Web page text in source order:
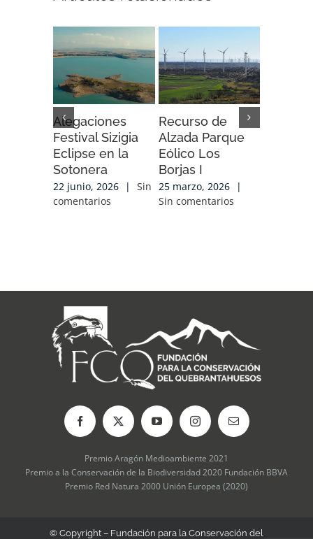
Alegaciones
Festival Sizigia
Eclipse en la
Sotonera
22 junio, 2026 |
Sin
comentarios
Recurso de
Alzada Parque
Eólico Los
Borjas I
25 marzo, 2026
|
Sin comentarios
Premio Aragón Medioambiente 2021
Premio a la Conservación de la Biodiversidad 2020 Fundación BBVA
Premio Red Natura 2000 Unión Europea (2020)
© Copyright – Fundación para la Conservación del